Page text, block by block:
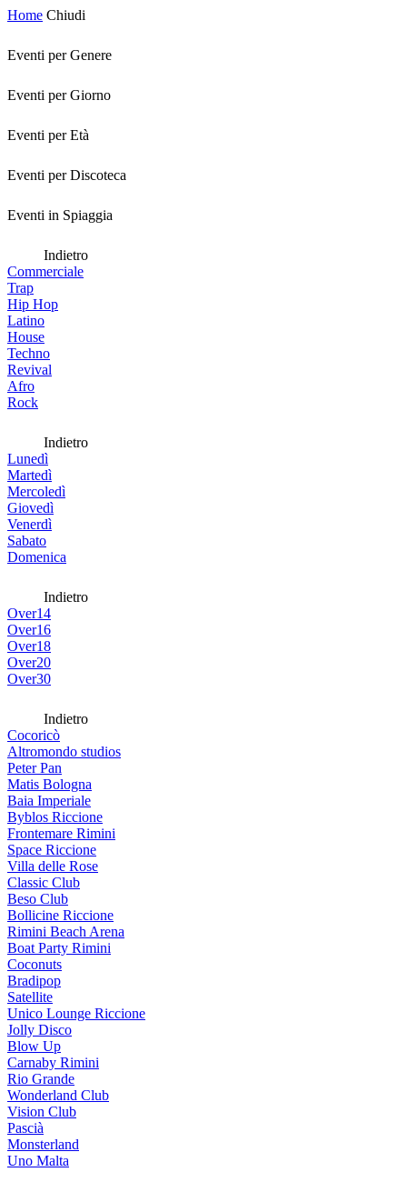
Home Chiudi
Eventi per Genere
Eventi per Giorno
Eventi per Età
Eventi per Discoteca
Eventi in Spiaggia
Indietro
Commerciale
Trap
Hip Hop
Latino
House
Techno
Revival
Afro
Rock
Indietro
Lunedì
Martedì
Mercoledì
Giovedì
Venerdì
Sabato
Domenica
Indietro
Over14
Over16
Over18
Over20
Over30
Indietro
Cocoricò
Altromondo studios
Peter Pan
Matis Bologna
Baia Imperiale
Byblos Riccione
Frontemare Rimini
Space Riccione
Villa delle Rose
Classic Club
Beso Club
Bollicine Riccione
Rimini Beach Arena
Boat Party Rimini
Coconuts
Bradipop
Satellite
Unico Lounge Riccione
Jolly Disco
Blow Up
Carnaby Rimini
Rio Grande
Wonderland Club
Vision Club
Pascià
Monsterland
Uno Malta